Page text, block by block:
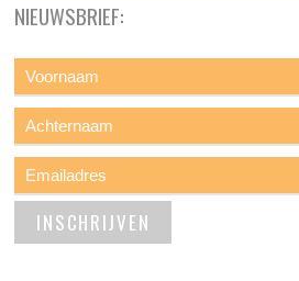
NIEUWSBRIEF: